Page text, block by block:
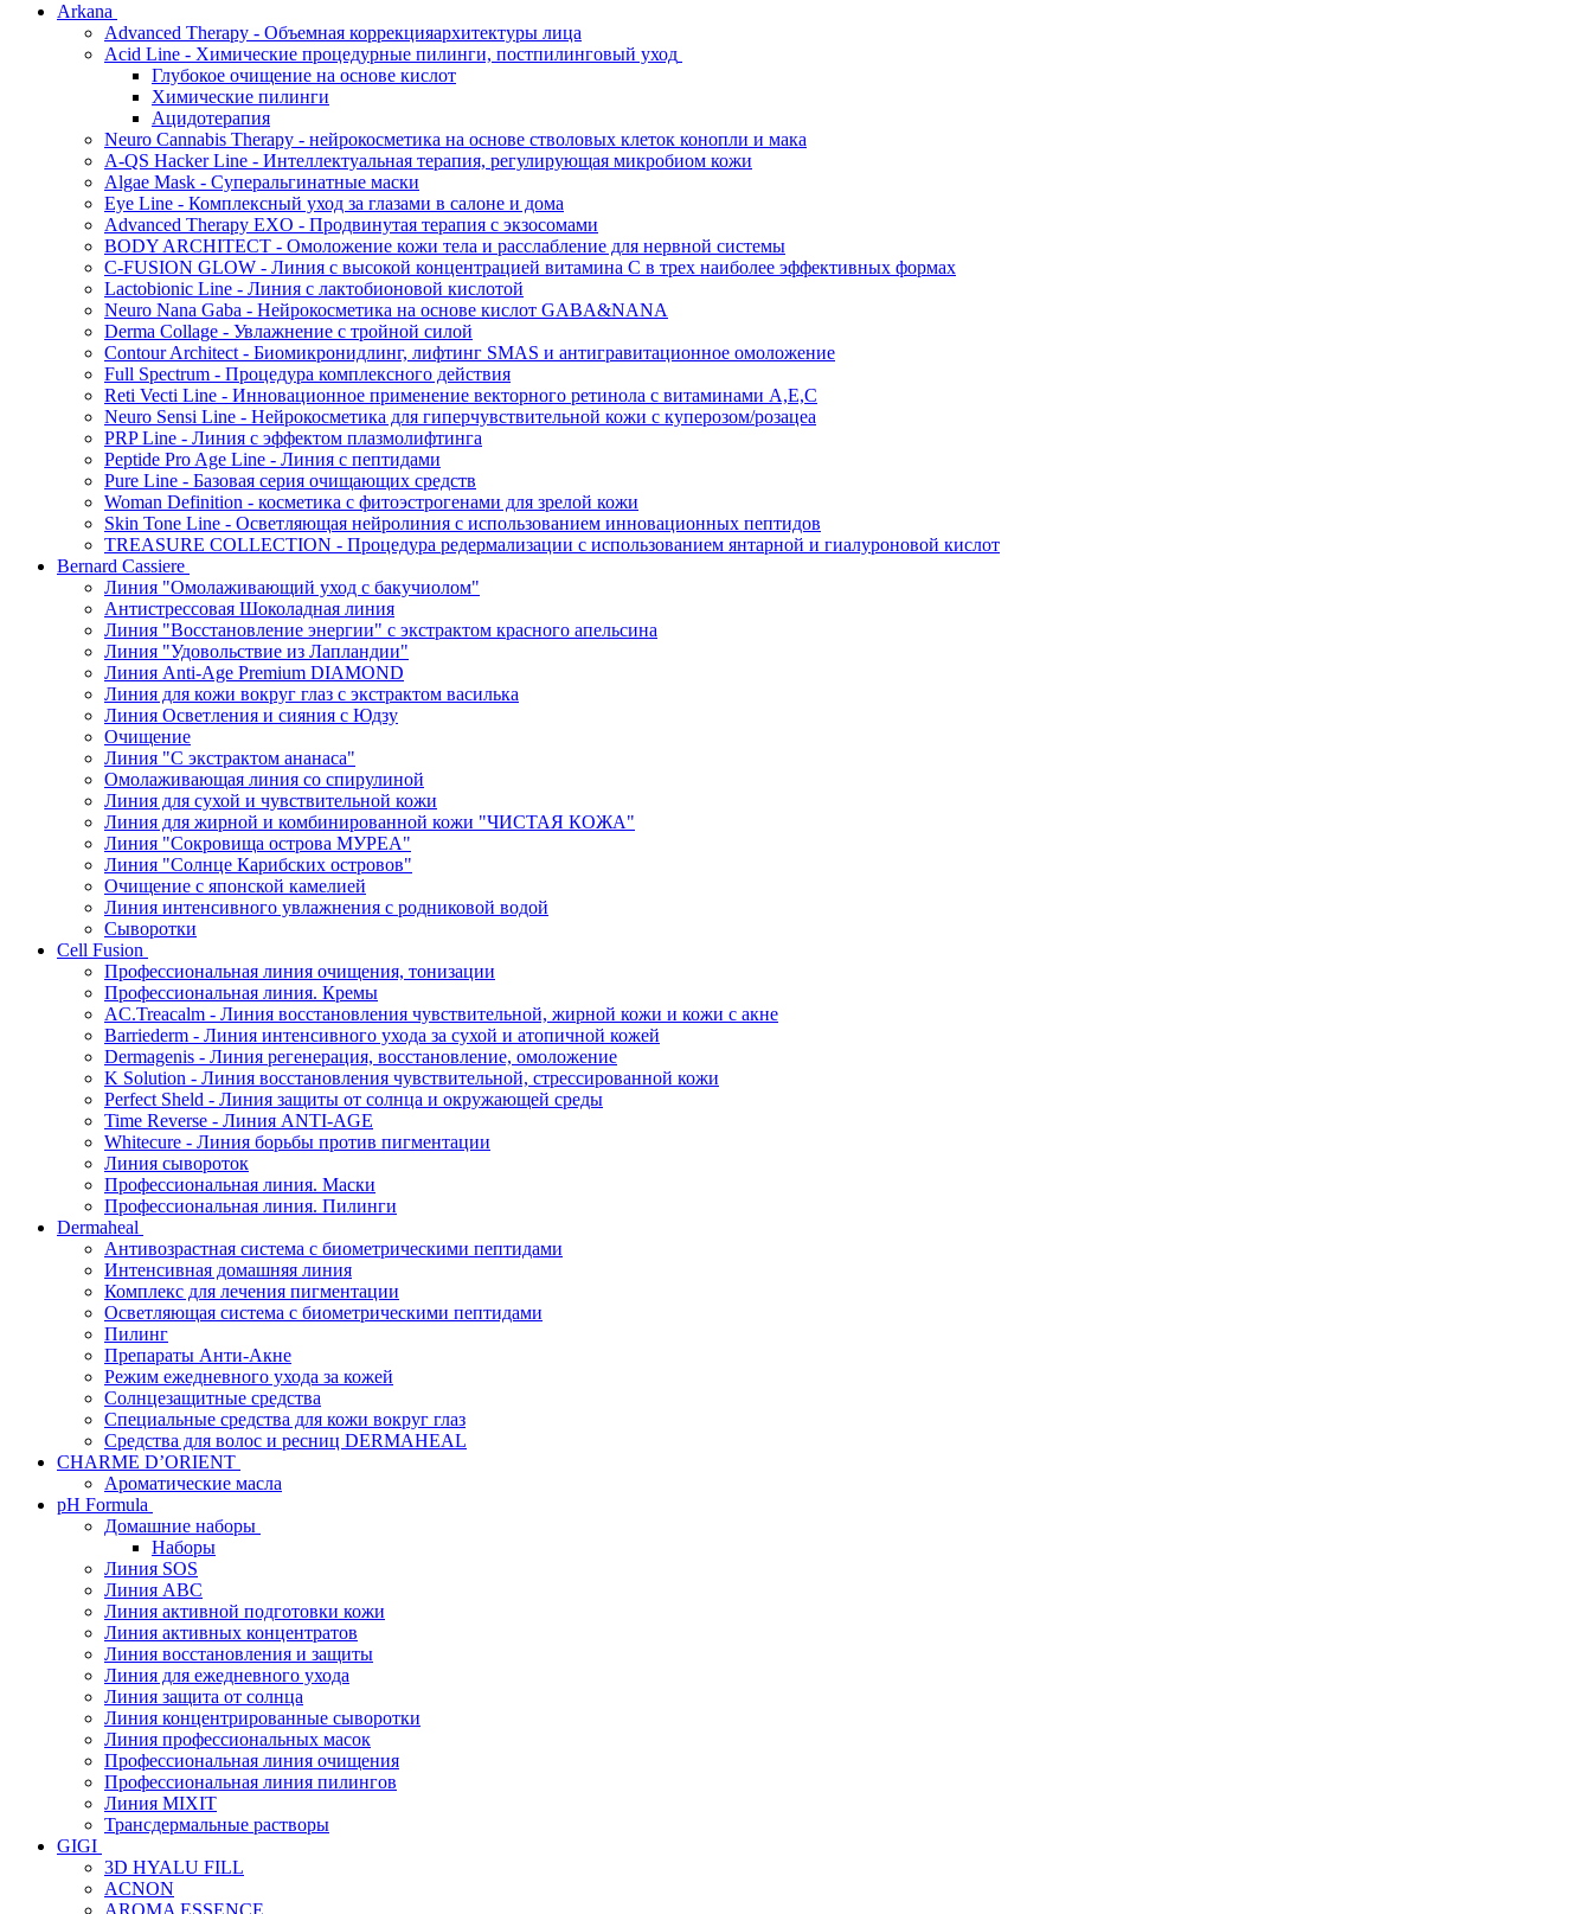
Arkana
Advanced Therapy - Объемная коррекцияархитектуры лица
Acid Line - Химические процедурные пилинги, постпилинговый уход
Глубокое очищение на основе кислот
Химические пилинги
Ацидотерапия
Neuro Cannabis Therapy - нейрокосметика на основе стволовых клеток конопли и мака
A-QS Hacker Line - Интеллектуальная терапия, регулирующая микробиом кожи
Algae Mask - Суперальгинатные маски
Eye Line - Комплексный уход за глазами в салоне и дома
Advanced Therapy EXO - Продвинутая терапия с экзосомами
BODY ARCHITECT - Омоложение кожи тела и расслабление для нервной системы
C-FUSION GLOW - Линия с высокой концентрацией витамина C в трех наиболее эффективных формах
Lactobionic Line - Линия с лактобионовой кислотой
Neuro Nana Gaba - Нейрокосметика на основе кислот GABA&NANA
Derma Collage - Увлажнение с тройной силой
Contour Architect - Биомикронидлинг, лифтинг SMAS и антигравитационное омоложение
Full Spectrum - Процедура комплексного действия
Reti Vecti Line - Инновационное применение векторного ретинола с витаминами A,Е,С
Neuro Sensi Line - Нейрокосметика для гиперчувствительной кожи с куперозом/розацеа
PRP Line - Линия с эффектом плазмолифтинга
Peptide Pro Age Line - Линия с пептидами
Pure Line - Базовая серия очищающих средств
Woman Definition - косметика с фитоэстрогенами для зрелой кожи
Skin Tone Line - Осветляющая нейролиния с использованием инновационных пептидов
TREASURE COLLECTION - Процедура редермализации с использованием янтарной и гиалуроновой кислот
Bernard Cassiere
Линия "Омолаживающий уход с бакучиолом"
Антистрессовая Шоколадная линия
Линия "Восстановление энергии" с экстрактом красного апельсина
Линия "Удовольствие из Лапландии"
Линия Anti-Age Premium DIAMOND
Линия для кожи вокруг глаз с экстрактом василька
Линия Осветления и сияния с Юдзу
Очищение
Линия "С экстрактом ананаса"
Омолаживающая линия со спирулиной
Линия для сухой и чувствительной кожи
Линия для жирной и комбинированной кожи "ЧИСТАЯ КОЖА"
Линия "Сокровища острова МУРЕА"
Линия "Солнце Карибских островов"
Очищение с японской камелией
Линия интенсивного увлажнения с родниковой водой
Сыворотки
Cell Fusion
Профессиональная линия очищения, тонизации
Профессиональная линия. Кремы
AC.Treacalm - Линия восстановления чувствительной, жирной кожи и кожи с акне
Barriederm - Линия интенсивного ухода за сухой и атопичной кожей
Dermagenis - Линия регенерация, восстановление, омоложение
K Solution - Линия восстановления чувствительной, стрессированной кожи
Perfect Sheld - Линия защиты от солнца и окружающей среды
Time Reverse - Линия ANTI-AGE
Whitecure - Линия борьбы против пигментации
Линия сывороток
Профессиональная линия. Маски
Профессиональная линия. Пилинги
Dermaheal
Антивозрастная система с биометрическими пептидами
Интенсивная домашняя линия
Комплекс для лечения пигментации
Осветляющая система с биометрическими пептидами
Пилинг
Препараты Анти-Акне
Режим ежедневного ухода за кожей
Солнцезащитные средства
Специальные средства для кожи вокруг глаз
Средства для волос и ресниц DERMAHEAL
CHARME D’ORIENT
Ароматические масла
pH Formula
Домашние наборы
Наборы
Линия SOS
Линия АВС
Линия активной подготовки кожи
Линия активных концентратов
Линия восстановления и защиты
Линия для ежедневного ухода
Линия защита от солнца
Линия концентрированные сыворотки
Линия профессиональных масок
Профессиональная линия очищения
Профессиональная линия пилингов
Линия MIXIT
Трансдермальные растворы
GIGI
3D HYALU FILL
ACNON
AROMA ESSENCE